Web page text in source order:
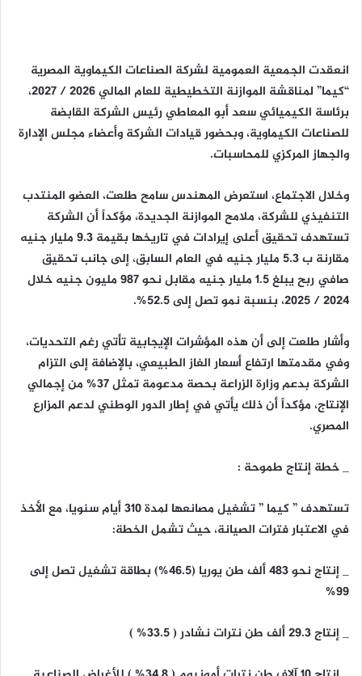
انعقدت الجمعية العمومية لشركة الصناعات الكيماوية المصرية
“كيما” لمناقشة الموازنة التخطيطية للعام المالي 2026 / 2027،
برئاسة الكيميائي سعد أبو المعاطي رئيس الشركة القابضة
للصناعات الكيماوية، وبحضور قيادات الشركة وأعضاء مجلس الإدارة
والجهاز المركزي للمحاسبات.
وخلال الاجتماع، استعرض المهندس سامح طلعت، العضو المنتدب
التنفيذي للشركة، ملامح الموازنة الجديدة، مؤكداً أن الشركة
تستهدف تحقيق أعلى إيرادات في تاريخها بقيمة 9.3 مليار جنيه
مقارنة ب 5.3 مليار جنيه في العام السابق، إلى جانب تحقيق
صافي ربح يبلغ 1.5 مليار جنيه مقابل نحو 987 مليون جنيه خلال
2024 / 2025، بنسبة نمو تصل إلى 52.5%.
وأشار طلعت إلى أن هذه المؤشرات الإيجابية تأتي رغم التحديات،
وفي مقدمتها ارتفاع أسعار الغاز الطبيعي، بالإضافة إلى التزام
الشركة بدعم وزارة الزراعة بحصة مدعومة تمثل 37% من إجمالي
الإنتاج، مؤكداً أن ذلك يأتي في إطار الدور الوطني لدعم المزارع
المصري.
_ خطة إنتاج طموحة :
تستهدف ” كيما ” تشغيل مصانعها لمدة 310 أيام سنويا، مع الأخذ
في الاعتبار فترات الصيانة، حيث تشمل الخطة:
_ إنتاج نحو 483 ألف طن يوريا (46.5%) بطاقة تشغيل تصل إلى
99%
_ إنتاج 29.3 ألف طن نترات نشادر ( 33.5% )